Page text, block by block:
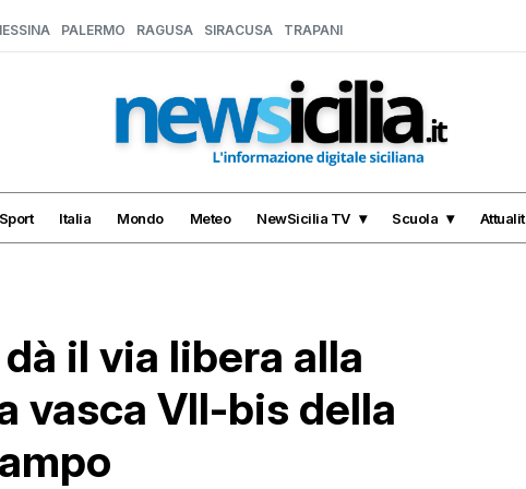
PALERMO RAGUSA SIRACUSA TRAPANI
Sport Italia Mondo Meteo NewSicilia TV Scuola
il via libera alla
vasca VII-bis della